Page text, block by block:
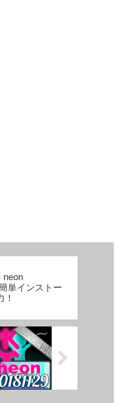
neon
単インストー
！